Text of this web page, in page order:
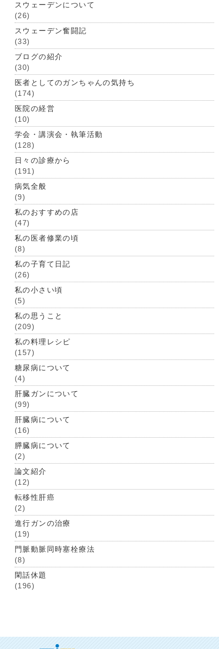
スウェーデンについて
(26)
スウェーデン奮闘記
(33)
ブログの紹介
(30)
医者としてのガンちゃんの気持ち
(174)
医院の経営
(10)
学会・講演会・執筆活動
(128)
日々の診療から
(191)
病気全般
(9)
私のおすすめの店
(47)
私の医者修業の頃
(8)
私の子育て日記
(26)
私の小さい頃
(5)
私の思うこと
(209)
私の料理レシピ
(157)
糖尿病について
(4)
肝臓ガンについて
(99)
肝臓病について
(16)
膵臓病について
(2)
論文紹介
(12)
転移性肝癌
(2)
進行ガンの治療
(19)
門脈動脈同時塞栓療法
(8)
閑話休題
(196)